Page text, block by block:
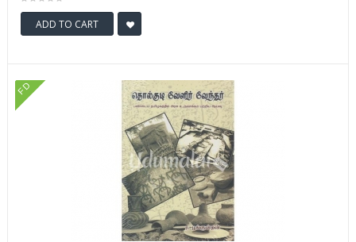
ADD TO CART
FD